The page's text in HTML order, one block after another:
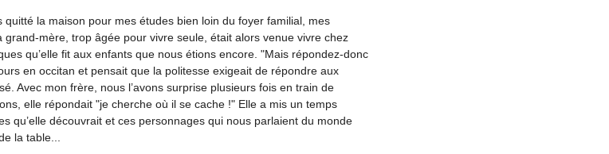
quitté la maison pour mes études bien loin du foyer familial, mes
mère, trop âgée pour vivre seule, était alors venue vivre chez
qu’elle fit aux enfants que nous étions encore. "Mais répondez-donc
en occitan et pensait que la politesse exigeait de répondre aux
Avec mon frère, nous l’avons surprise plusieurs fois en train de
elle répondait "je cherche où il se cache !" Elle a mis un temps
qu’elle découvrait et ces personnages qui nous parlaient du monde
la table...